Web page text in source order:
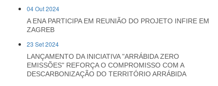
04 Out 2024
A ENA PARTICIPA EM REUNIÃO DO PROJETO INFIRE EM
ZAGREB
23 Set 2024
LANÇAMENTO DA INICIATIVA "ARRÁBIDA ZERO
EMISSÕES" REFORÇA O COMPROMISSO COM A
DESCARBONIZAÇÃO DO TERRITÓRIO ARRÁBIDA